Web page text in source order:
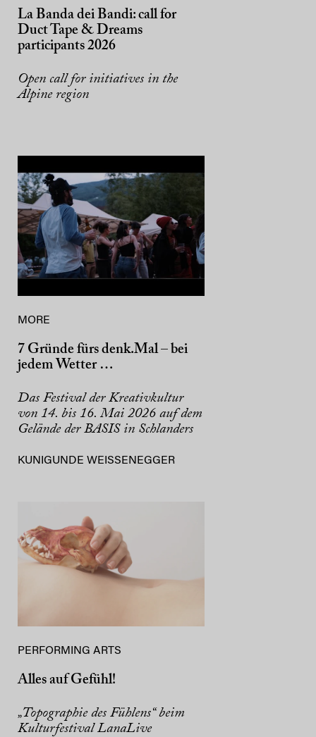
La Banda dei Bandi: call for
Duct Tape & Dreams
participants 2026
Open call for initiatives in the
Alpine region
MORE
7 Gründe fürs denk.Mal – bei
jedem Wetter …
Das Festival der Kreativkultur
von 14. bis 16. Mai 2026 auf dem
Gelände der BASIS in Schlanders
KUNIGUNDE WEISSENEGGER
PERFORMING ARTS
Alles auf Gefühl!
„Topographie des Fühlens“ beim
Kulturfestival LanaLive